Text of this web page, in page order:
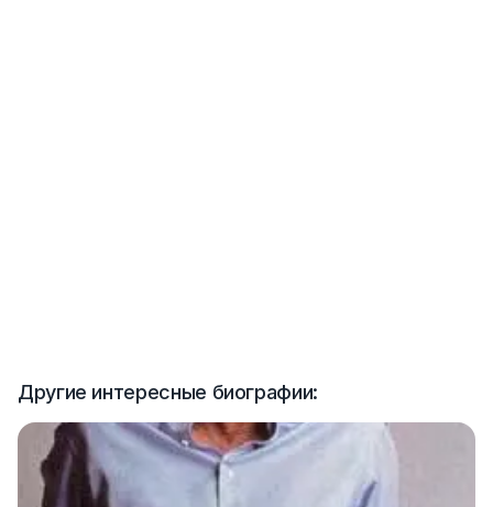
Другие интересные биографии: